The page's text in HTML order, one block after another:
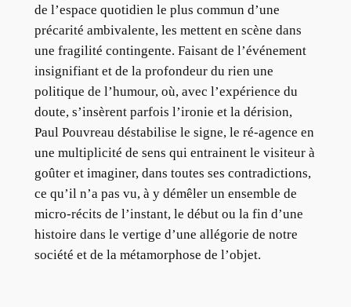
de l’espace quotidien le plus commun d’une
précarité ambivalente, les mettent en scène dans
une fragilité contingente. Faisant de l’événement
insignifiant et de la profondeur du rien une
politique de l’humour, où, avec l’expérience du
doute, s’insèrent parfois l’ironie et la dérision,
Paul Pouvreau déstabilise le signe, le ré-agence en
une multiplicité de sens qui entrainent le visiteur à
goûter et imaginer, dans toutes ses contradictions,
ce qu’il n’a pas vu, à y démêler un ensemble de
micro-récits de l’instant, le début ou la fin d’une
histoire dans le vertige d’une allégorie de notre
société et de la métamorphose de l’objet.